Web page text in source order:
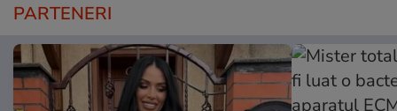
PARTENERI